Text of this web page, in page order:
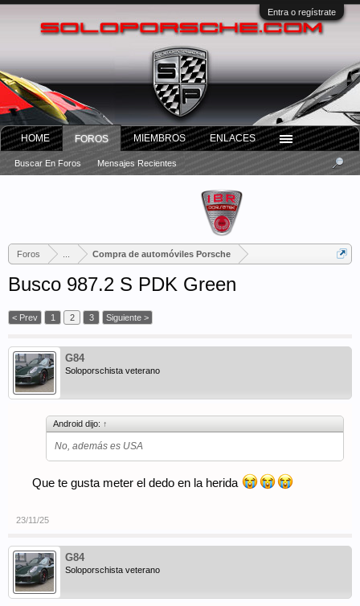
Entra o regístrate
Foros Compra de automóviles Porsche
Busco 987.2 S PDK Green
< Prev 1 2 3 Siguiente >
G84
Soloporschista veterano
Android dijo: ↑
No, además es USA
Que te gusta meter el dedo en la herida
23/11/25
G84
Soloporschista veterano
HOME FOROS
Buscar En Foros Mensajes Recientes
MIEMBROS ENLACES